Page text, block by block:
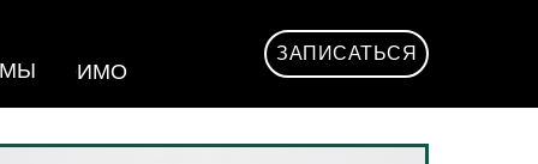
СТОИМОСТЬ
ЗАПИСАТЬСЯ